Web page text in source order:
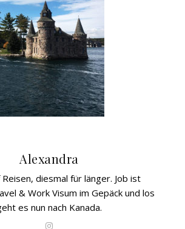
Alexandra
Reisen, diesmal für länger. Job ist
& Work Visum im Gepäck und los
es nun nach Kanada.